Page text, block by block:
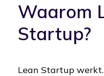
Waarom
Startup?
Lean Startup